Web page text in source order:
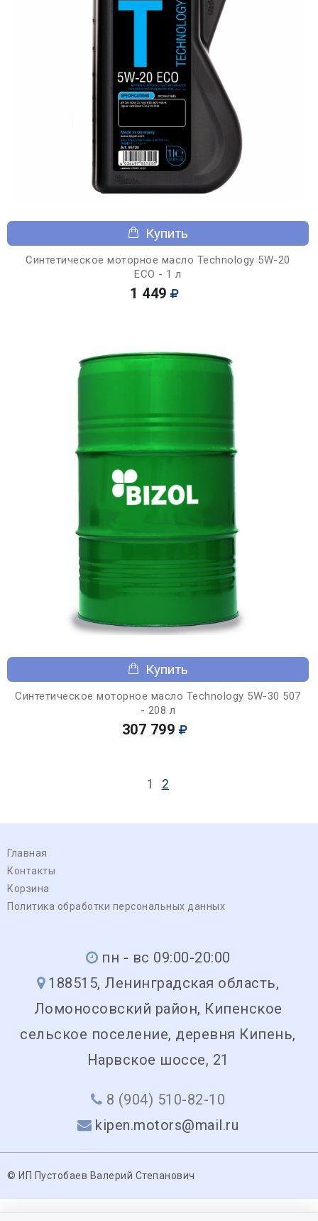
Купить
Синтетическое моторное масло Technology 5W-20
ECO - 1 л
1 449
Купить
Синтетическое моторное масло Technology 5W-30 507
- 208 л
307 799
1 2
Главная
Контакты
Корзина
Политика обработки персональных данных
пн - вс 09:00-20:00
188515, Ленинградская область,
Ломоносовский район, Кипенское
сельское поселение, деревня Кипень,
Нарвское шоссе, 21
8 (904) 510-82-10
kipen.motors@mail.ru
© ИП Пустобаев Валерий Степанович